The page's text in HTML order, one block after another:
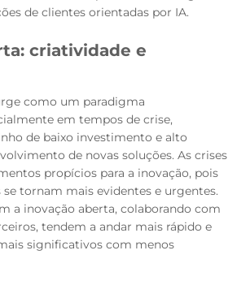
de clientes orientadas por IA.
criatividade e
como um paradigma
em tempos de crise,
de baixo investimento e alto
de novas soluções. As crises
propícios para a inovação, pois
se tornam mais evidentes e urgentes.
a inovação aberta, colaborando com
tendem a andar mais rápido e
significativos com menos